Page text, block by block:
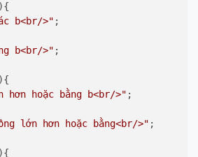
b<br/>" ;
b<br/>" ;
hơn hoặc bằng b<br/>" ;
lớn hơn hoặc bằng<br/>" ;